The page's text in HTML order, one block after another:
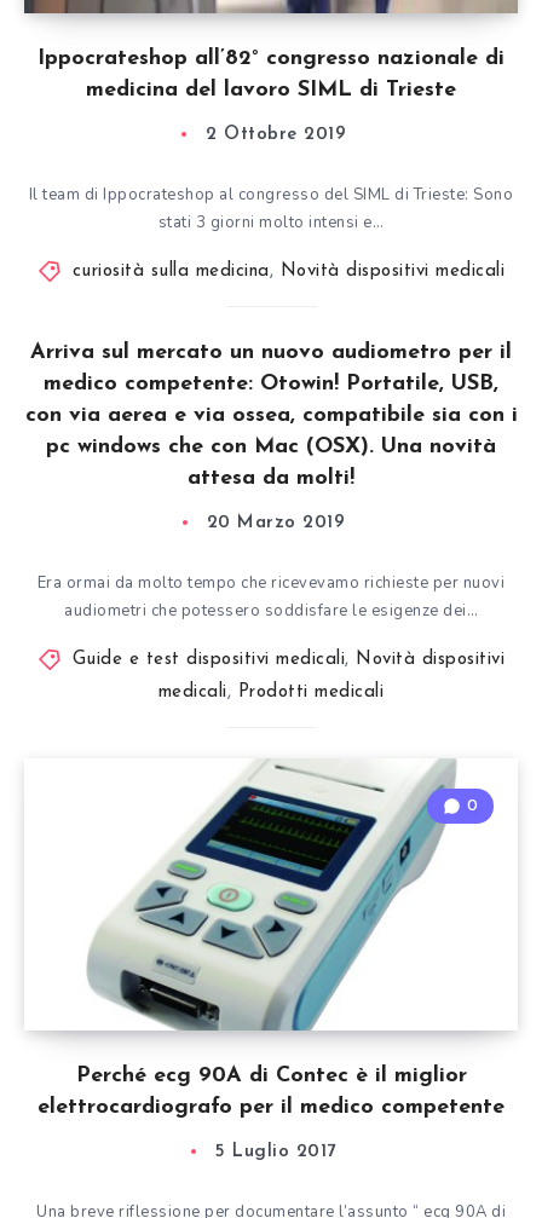
Ippocrateshop all’82° congresso nazionale di
medicina del lavoro SIML di Trieste
2 Ottobre 2019
Il team di Ippocrateshop al congresso del SIML di Trieste: Sono
stati 3 giorni molto intensi e…
curiosità sulla medicina, Novità dispositivi medicali
Arriva sul mercato un nuovo audiometro per il
medico competente: Otowin! Portatile, USB,
con via aerea e via ossea, compatibile sia con i
pc windows che con Mac (OSX). Una novità
attesa da molti!
20 Marzo 2019
Era ormai da molto tempo che ricevevamo richieste per nuovi
audiometri che potessero soddisfare le esigenze dei…
Guide e test dispositivi medicali, Novità dispositivi
medicali, Prodotti medicali
Perché ecg 90A di Contec è il miglior
elettrocardiografo per il medico competente
0
5 Luglio 2017
Una breve riflessione per documentare l’assunto “ ecg 90A di